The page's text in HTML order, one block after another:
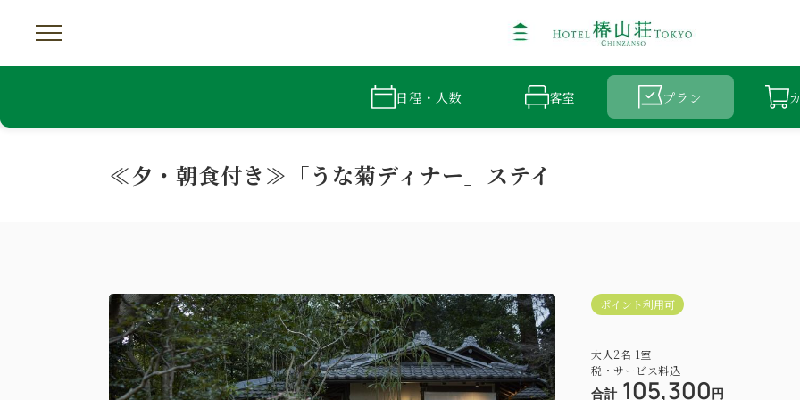
日程・人数 客室 プラン
≪夕・朝食付き≫「うな菊ディナー」ステイ
ポイント利用可
大人2名 1室
税・サービス料込
合計 105,300 円